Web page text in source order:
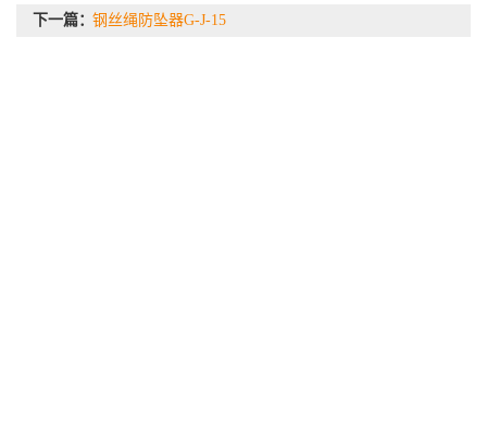
下一篇：钢丝绳防坠器G-J-15